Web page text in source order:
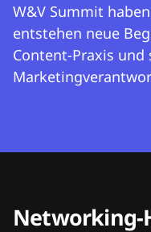
W&V Summit
entstehen neue
Content-Praxis